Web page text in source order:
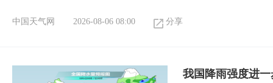
中国天气网 2026-08-06 08:00 分享
我国降雨强度进